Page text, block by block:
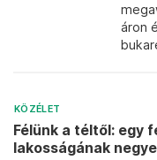
áron
KÖZÉLET
Félünk a téltől: egy
lakosságának